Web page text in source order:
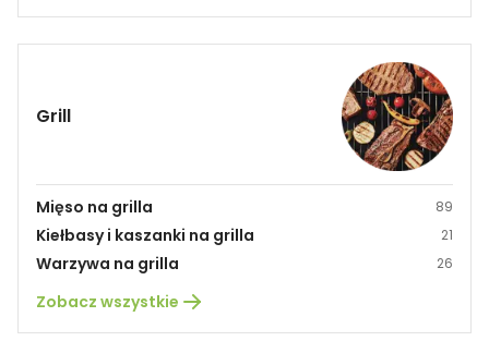
Grill
Mięso na grilla 89
Kiełbasy i kaszanki na grilla 21
Warzywa na grilla 26
Zobacz wszystkie